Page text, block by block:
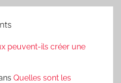
peuvent-ils créer une
Quelles sont les